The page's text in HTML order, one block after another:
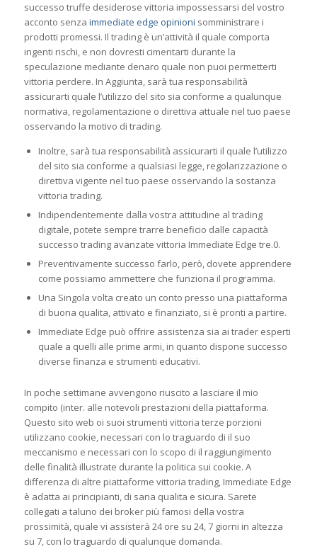
successo truffe desiderose vittoria impossessarsi del vostro
acconto senza immediate edge opinioni somministrare i
prodotti promessi. Il trading è un’attività il quale comporta
ingenti rischi, e non dovresti cimentarti durante la
speculazione mediante denaro quale non puoi permetterti
vittoria perdere. In Aggiunta, sarà tua responsabilità
assicurarti quale l’utilizzo del sito sia conforme a qualunque
normativa, regolamentazione o direttiva attuale nel tuo paese
osservando la motivo di trading.
Inoltre, sarà tua responsabilità assicurarti il quale l’utilizzo
del sito sia conforme a qualsiasi legge, regolarizzazione o
direttiva vigente nel tuo paese osservando la sostanza
vittoria trading.
Indipendentemente dalla vostra attitudine al trading
digitale, potete sempre trarre beneficio dalle capacità
successo trading avanzate vittoria Immediate Edge tre.0.
Preventivamente successo farlo, però, dovete apprendere
come possiamo ammettere che funziona il programma.
Una Singola volta creato un conto presso una piattaforma
di buona qualita, attivato e finanziato, si è pronti a partire.
Immediate Edge può offrire assistenza sia ai trader esperti
quale a quelli alle prime armi, in quanto dispone successo
diverse finanza e strumenti educativi.
In poche settimane avvengono riuscito a lasciare il mio
compito (inter. alle notevoli prestazioni della piattaforma.
Questo sito web oi suoi strumenti vittoria terze porzioni
utilizzano cookie, necessari con lo traguardo di il suo
meccanismo e necessari con lo scopo di il raggiungimento
delle finalità illustrate durante la politica sui cookie. A
differenza di altre piattaforme vittoria trading, Immediate Edge
è adatta ai principianti, di sana qualita e sicura. Sarete
collegati a taluno dei broker più famosi della vostra
prossimità, quale vi assisterà 24 ore su 24, 7 giorni in altezza
su 7, con lo traguardo di qualunque domanda.